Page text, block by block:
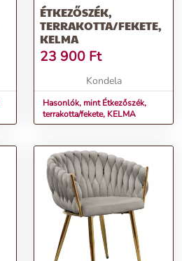
ÉTKEZŐSZÉK,
TERRAKOTTA/FEKETE,
KELMA
23 900 Ft
Kondela
Hasonlók, mint Étkezőszék,
terrakotta/fekete, KELMA